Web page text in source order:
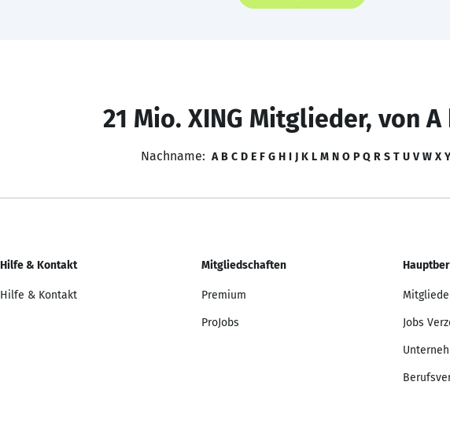
21 Mio. XING Mitglieder, von A
Nachname: A B C D E F G H I J K L M N O P Q R S T U V W X Y
Hilfe & Kontakt
Hilfe & Kontakt
Mitgliedschaften
Premium
ProJobs Jobs